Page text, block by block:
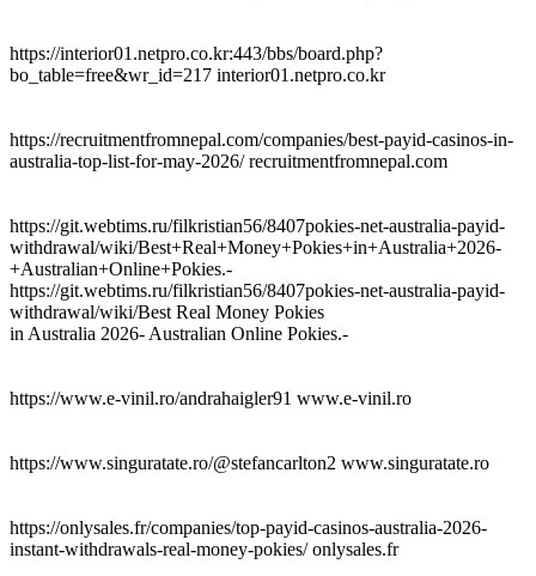
https://interior01.netpro.co.kr:443/bbs/board.php?
bo_table=free&wr_id=217 interior01.netpro.co.kr
https://recruitmentfromnepal.com/companies/best-payid-casinos-in-
australia-top-list-for-may-2026/ recruitmentfromnepal.com
https://git.webtims.ru/filkristian56/8407pokies-net-australia-payid-
withdrawal/wiki/Best+Real+Money+Pokies+in+Australia+2026-
+Australian+Online+Pokies.-
https://git.webtims.ru/filkristian56/8407pokies-net-australia-payid-
withdrawal/wiki/Best Real Money Pokies
in Australia 2026- Australian Online Pokies.-
https://www.e-vinil.ro/andrahaigler91 www.e-vinil.ro
https://www.singuratate.ro/@stefancarlton2 www.singuratate.ro
https://onlysales.fr/companies/top-payid-casinos-australia-2026-
instant-withdrawals-real-money-pokies/ onlysales.fr